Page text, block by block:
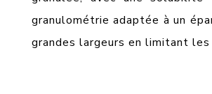
granulométrie adaptée à un
grandes largeurs en limitant les